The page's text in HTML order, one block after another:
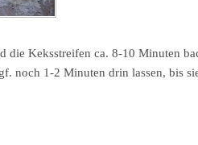
die Keksstreifen ca. 8-10 Minuten
noch 1-2 Minuten drin lassen, bis